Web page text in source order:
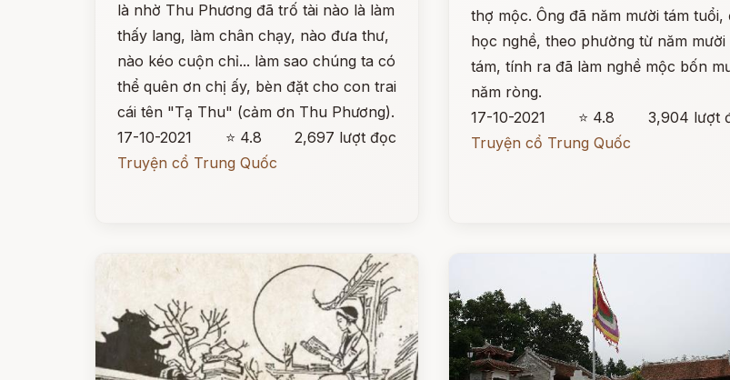
là nhờ Thu Phương đã trố tài nào là làm
thấy lang, làm chân chạy, nào đưa thư,
nào kéo cuộn chỉ... làm sao chúng ta có
thể quên ơn chị ấy, bèn đặt cho con trai
cái tên "Tạ Thu" (cảm ơn Thu Phương).
17-10-2021
⭐ 4.8
2,697 lượt đọc
Truyện cổ Trung Quốc
thợ mộc. Ông đã năm mười tám tuổi,
học nghề, theo phường từ năm mười
tám, tính ra đã làm nghề mộc bốn
năm ròng.
17-10-2021
⭐ 4.8
3,904 lượt
Truyện cổ Trung Quốc